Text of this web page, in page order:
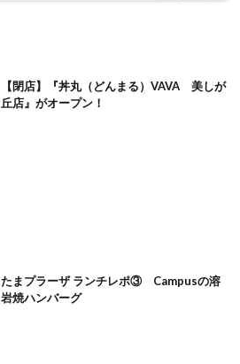
【閉店】『丼丸（どんまる）VAVA 美しが
丘店』がオープン！
たまプラーザ ランチレポ③ Campusの溶
岩焼ハンバーグ